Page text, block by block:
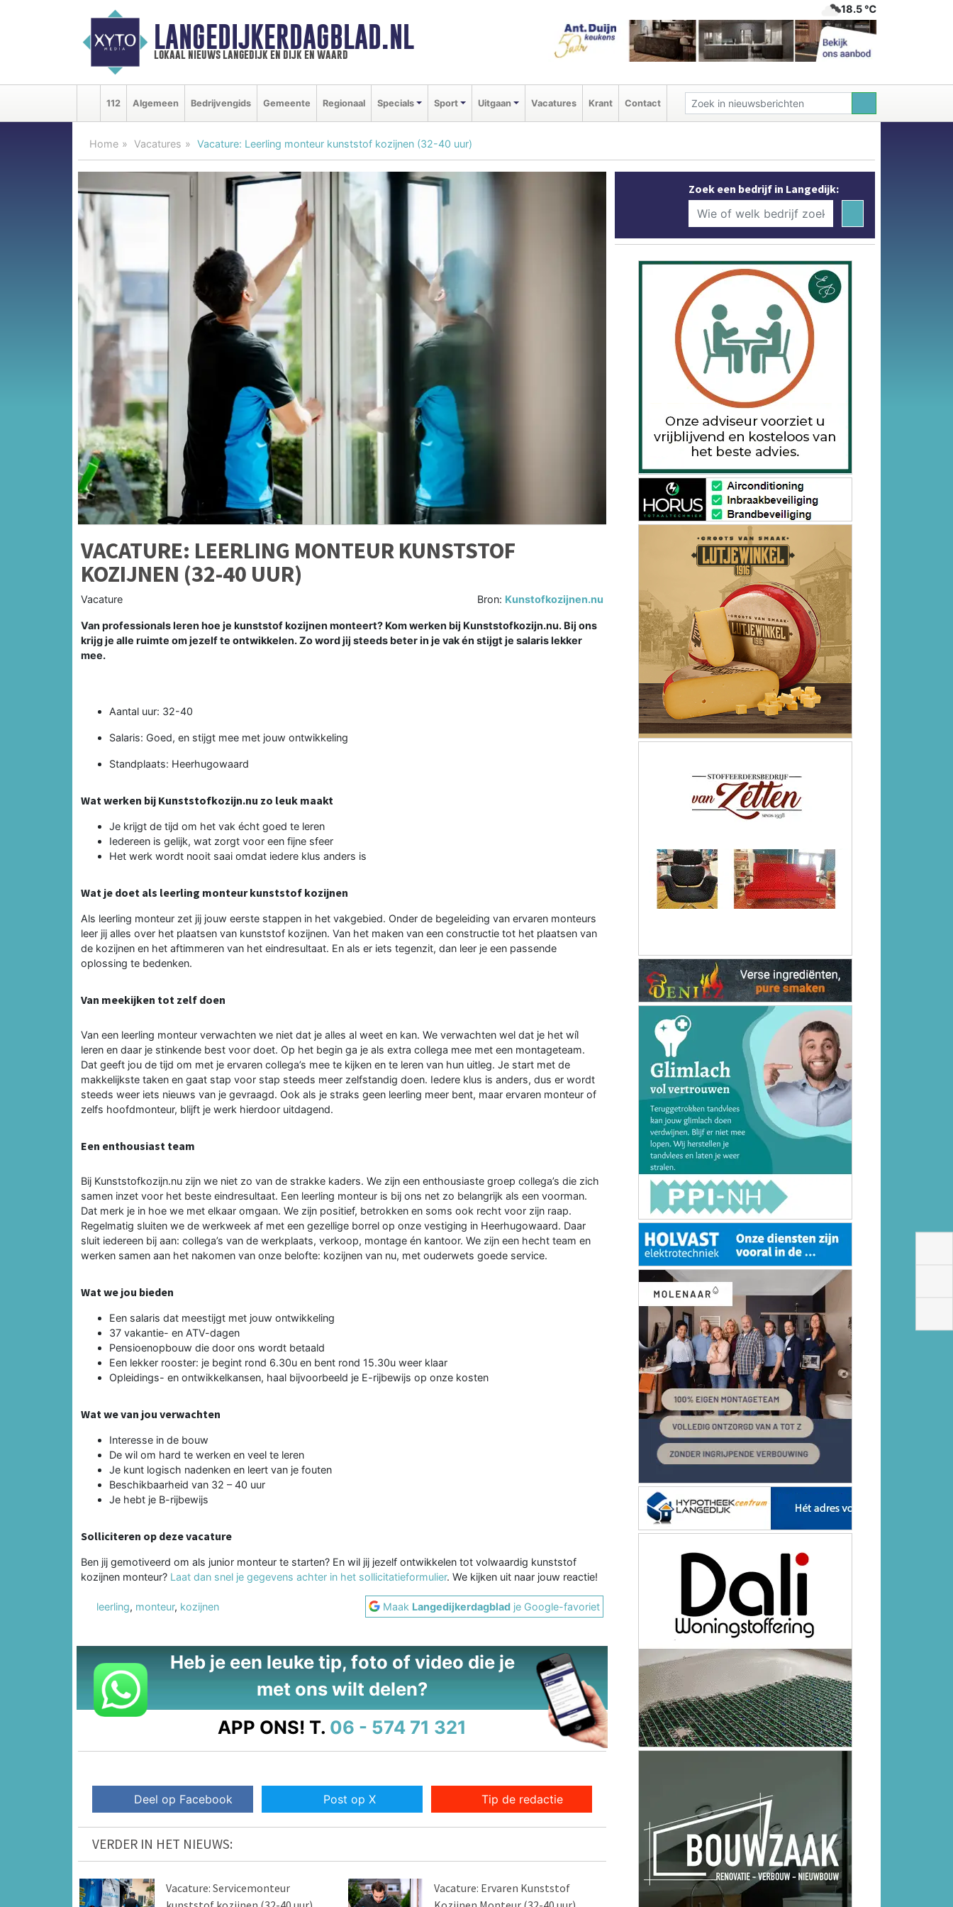
LANGEDIJKERDAGBLAD.NL
lokaal nieuws langedijk en dijk en waard
18.5 ℃
112 Algemeen Bedrijvengids Gemeente Regionaal Specials Sport Uitgaan Vacatures Krant Contact
Home Vacatures Vacature: Leerling monteur kunststof kozijnen (32-40 uur)
VACATURE: LEERLING MONTEUR KUNSTSTOF
KOZIJNEN (32-40 UUR)
Vacature Bron: Kunstofkozijnen.nu
Van professionals leren hoe je kunststof kozijnen monteert? Kom werken bij Kunststofkozijn.nu. Bij ons
krijg je alle ruimte om jezelf te ontwikkelen. Zo word jij steeds beter in je vak én stijgt je salaris lekker
mee.
Aantal uur: 32-40
Salaris: Goed, en stijgt mee met jouw ontwikkeling
Standplaats: Heerhugowaard
Wat werken bij Kunststofkozijn.nu zo leuk maakt
Je krijgt de tijd om het vak écht goed te leren
Iedereen is gelijk, wat zorgt voor een fijne sfeer
Het werk wordt nooit saai omdat iedere klus anders is
Wat je doet als leerling monteur kunststof kozijnen
Als leerling monteur zet jij jouw eerste stappen in het vakgebied. Onder de begeleiding van ervaren monteurs
leer jij alles over het plaatsen van kunststof kozijnen. Van het maken van een constructie tot het plaatsen van
de kozijnen en het aftimmeren van het eindresultaat. En als er iets tegenzit, dan leer je een passende
oplossing te bedenken.
Van meekijken tot zelf doen
Van een leerling monteur verwachten we niet dat je alles al weet en kan. We verwachten wel dat je het wíl
leren en daar je stinkende best voor doet. Op het begin ga je als extra collega mee met een montageteam.
Dat geeft jou de tijd om met je ervaren collega’s mee te kijken en te leren van hun uitleg. Je start met de
makkelijkste taken en gaat stap voor stap steeds meer zelfstandig doen. Iedere klus is anders, dus er wordt
steeds weer iets nieuws van je gevraagd. Ook als je straks geen leerling meer bent, maar ervaren monteur of
zelfs hoofdmonteur, blijft je werk hierdoor uitdagend.
Een enthousiast team
Bij Kunststofkozijn.nu zijn we niet zo van de strakke kaders. We zijn een enthousiaste groep collega’s die zich
samen inzet voor het beste eindresultaat. Een leerling monteur is bij ons net zo belangrijk als een voorman.
Dat merk je in hoe we met elkaar omgaan. We zijn positief, betrokken en soms ook recht voor zijn raap.
Regelmatig sluiten we de werkweek af met een gezellige borrel op onze vestiging in Heerhugowaard. Daar
sluit iedereen bij aan: collega’s van de werkplaats, verkoop, montage én kantoor. We zijn een hecht team en
werken samen aan het nakomen van onze belofte: kozijnen van nu, met ouderwets goede service.
Wat we jou bieden
Een salaris dat meestijgt met jouw ontwikkeling
37 vakantie- en ATV-dagen
Pensioenopbouw die door ons wordt betaald
Een lekker rooster: je begint rond 6.30u en bent rond 15.30u weer klaar
Opleidings- en ontwikkelkansen, haal bijvoorbeeld je E-rijbewijs op onze kosten
Wat we van jou verwachten
Interesse in de bouw
De wil om hard te werken en veel te leren
Je kunt logisch nadenken en leert van je fouten
Beschikbaarheid van 32 – 40 uur
Je hebt je B-rijbewijs
Solliciteren op deze vacature
Ben jij gemotiveerd om als junior monteur te starten? En wil jij jezelf ontwikkelen tot volwaardig kunststof
kozijnen monteur? Laat dan snel je gegevens achter in het sollicitatieformulier. We kijken uit naar jouw reactie!
leerling, monteur, kozijnen Maak Langedijkerdagblad je Google-favoriet
Heb je een leuke tip, foto of video die je
met ons wilt delen?
APP ONS! T. 06 - 574 71 321
Deel op Facebook Post op X Tip de redactie
VERDER IN HET NIEUWS:
Vacature: Servicemonteur
Vacature: Ervaren Kunststof
Zoek een bedrijf in Langedijk: